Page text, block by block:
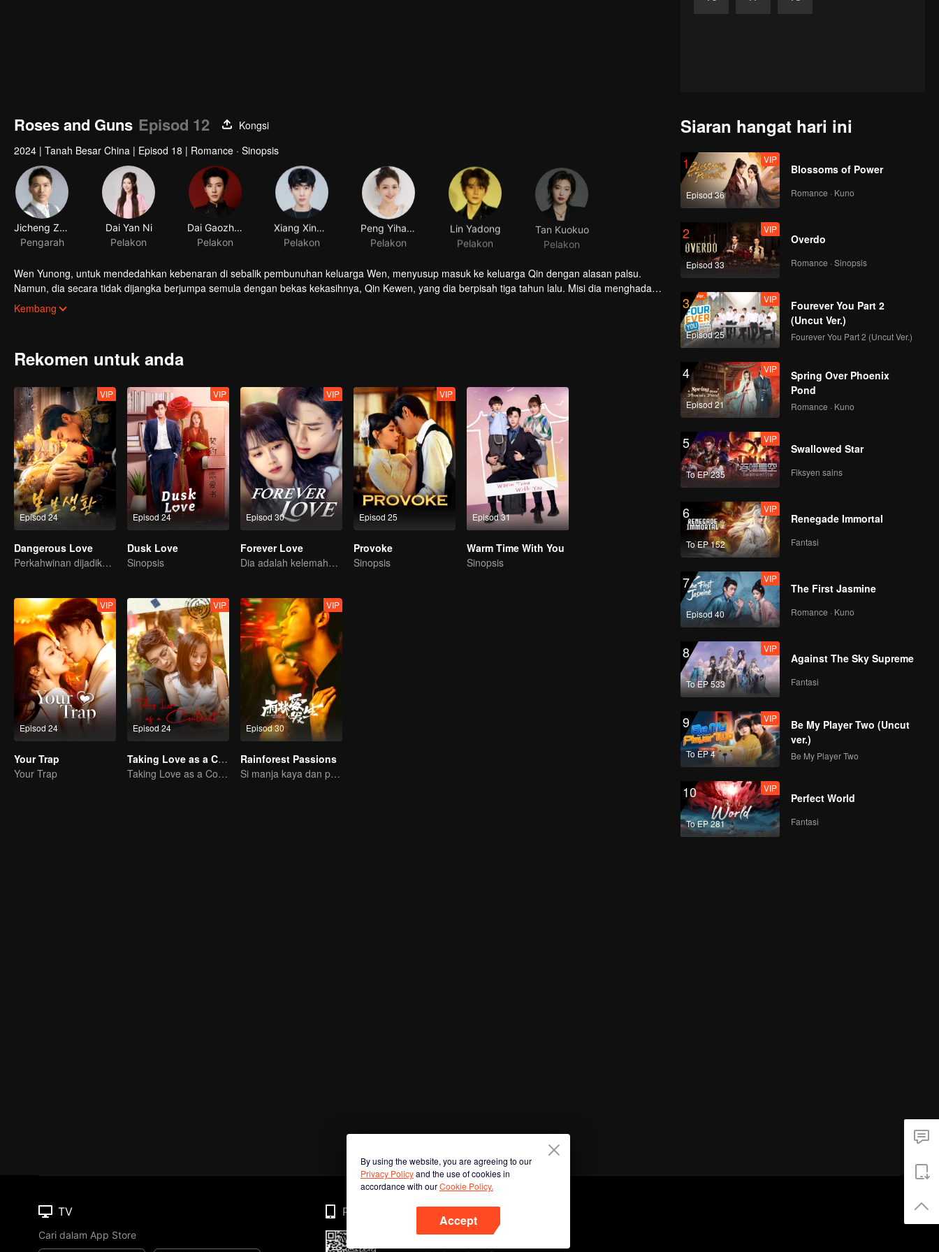
Roses and Guns Episod 12
Kongsi
2024 | Tanah Besar China | Episod 18 | Romance · Sinopsis
Jicheng Zou
Pengarah
Dai Yan Ni
Pelakon
Dai Gaozheng
Pelakon
Xiang Xingyu
Pelakon
Pelakon
Lin Yadong
Pelakon
Tan Kuokuo
Pelakon
Wen Yunong, untuk mendedahkan kebenaran di sebalik pembunuhan keluarga Wen, menyusup masuk ke keluarga Qin dengan alasan palsu.
Namun, dia secara tidak dijangka berjumpa semula dengan bekas kekasihnya, Qin Kewen, yang dia berpisah tiga tahun lalu. Misi dia menghadapi
halangan berulang kali ketika Qin Kewen kembali dengan sumpah untuk balas dendam, bertekad untuk mendedahkan Wen Yunong sebagai
penipuan cinta. Walaupun sikap mereka bermusuh, emosi mereka semakin mendalam dengan setiap pertemuan.
Kembang
Rekomen untuk anda
Episod 24
VIP
Dangerous Love
Perkahwinan dijadikan umpan untuk balas dendam!
Episod 24
VIP
Dusk Love
Sinopsis
Episod 30
VIP
Forever Love
Dia adalah kelemahannya, namun juga pelindungnya
Episod 25
VIP
Provoke
Sinopsis
Episod 31
Warm Time With You
Sinopsis
Episod 24
VIP
Your Trap
Your Trap
Episod 24
VIP
Taking Love as a Contract
Taking Love as a Contract
Episod 30
VIP
Rainforest Passions
Si manja kaya dan pembunuh kasar temui penebusan bersama！
Siaran hangat hari ini
1
Episod 36
VIP
Blossoms of Power
Romance · Kuno
2
Episod 33
VIP
Overdo
Romance · Sinopsis
3
Episod 25
VIP
Fourever You Part 2
(Uncut Ver.)
Fourever You Part 2 (Uncut Ver.)
4
Episod 21
VIP
Spring Over Phoenix
Pond
Romance · Kuno
5
To EP 235
VIP
Swallowed Star
Fiksyen sains
6
To EP 152
VIP
Renegade Immortal
Fantasi
7
Episod 40
VIP
The First Jasmine
Romance · Kuno
8
To EP 533
VIP
Against The Sky Supreme
Fantasi
9
To EP 4
VIP
Be My Player Two (Uncut
ver.)
Be My Player Two
10
To EP 281
VIP
Perfect World
Fantasi
By using the website, you are agreeing to our
Privacy Policyand the use of cookies in
accordance with ourCookie Policy.
Accept
TV
Cari dalam App Store
Phone